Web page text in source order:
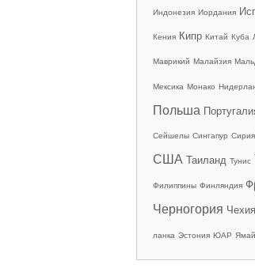
Индонезия Иордания
Кения Кипр Китай Куба
Маврикий Малайзия
Мексика Монако
Польша
Сейшелы Сингапур Сирия
США Таиланд Тунис
Филиппины Финляндия
Черногория Чехия
ланка Эстония ЮАР